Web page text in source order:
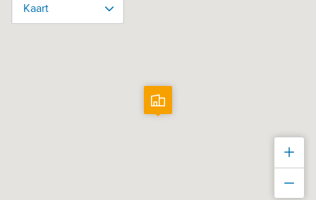
Kaart